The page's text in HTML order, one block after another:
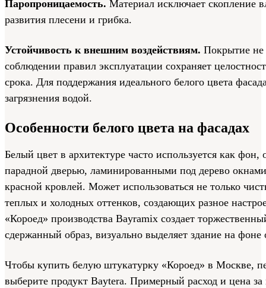
Паропроницаемость. Материал исключает скопление
развития плесени и грибка.
Устойчивость к внешним воздействиям. Покрытие не
соблюдении правил эксплуатации сохраняет
срока. Для поддержания идеального белого цвета
загрязнения водой.
Особенности белого цвета на фасадах
Белый цвет в архитектуре часто используется как фон,
парадной дверью, ламинированными под дерево
красной кровлей. Может использоваться не только
теплых и холодных оттенков, создающих разное
«Короед» производства Bayramix создает
сдержанный образ, визуально выделяет здание на
Чтобы купить белую штукатурку «Короед» в Москве,
выберите продукт Baytera. Примерный расход и цена